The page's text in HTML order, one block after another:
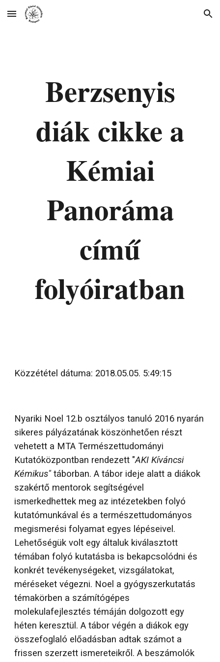
Skip to main content Skip to navigation
Berzsenyis
diák cikke a
Kémiai
Panoráma
című
folyóiratban
Közzététel dátuma: 2018.05.05. 5:49:15
Nyariki Noel 12.b osztályos tanuló 2016 nyarán
sikeres pályázatának köszönhetően részt
vehetett a MTA Természettudományi
Kutatóközpontban rendezett "AKI Kíváncsi
Kémikus"táborban. A tábor ideje alatt a diákok
szakértő mentorok segítségével
ismerkedhettek meg az intézetekben folyó
kutatómunkával és a természettudományos
megismerési folyamat egyes lépéseivel.
Lehetőségük volt egy általuk kiválasztott
témában folyó kutatásba is bekapcsolódni és
konkrét tevékenységeket, vizsgálatokat,
méréseket végezni. Noel a gyógyszerkutatás
témakörben a számítógépes
molekulafejlesztés témáján dolgozott egy
héten keresztül. A tábor végén a diákok egy
összefoglaló előadásban adtak számot a
frissen szerzett ismereteikről. A beszámolók